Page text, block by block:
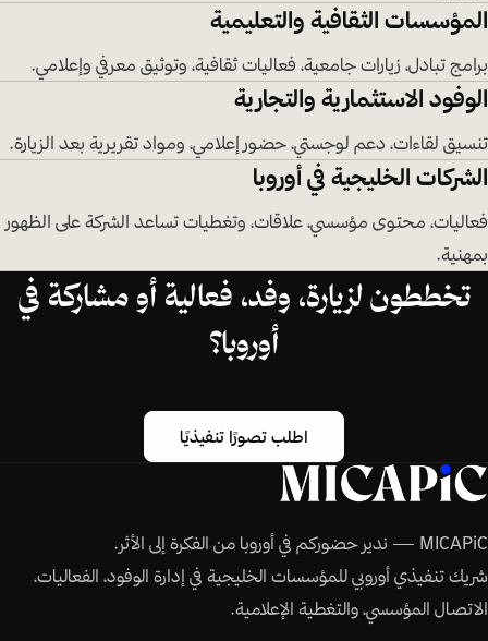
المؤسسات الثقافية والتعليمية
برامج تبادل، زيارات جامعية، فعاليات ثقافية، وتوثيق معرفي وإعلامي.
الوفود الاستثمارية والتجارية
تنسيق لقاءات، دعم لوجستي، حضور إعلامي، ومواد تقريرية بعد الزيارة.
الشركات الخليجية في أوروبا
فعاليات، محتوى مؤسسي، علاقات، وتغطيات تساعد الشركة على الظهور
بمهنية.
تخططون لزيارة، وفد، فعالية أو مشاركة في
أوروبا؟
اطلب تصورًا تنفيذيًا
MICAPiC — ندير حضوركم في أوروبا من الفكرة إلى الأثر.
شريك تنفيذي أوروبي للمؤسسات الخليجية في إدارة الوفود، الفعاليات،
الاتصال المؤسسي، والتغطية الإعلامية.